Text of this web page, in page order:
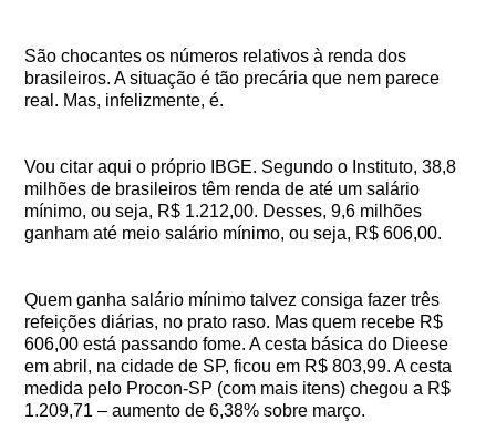
São chocantes os números relativos à renda dos
brasileiros. A situação é tão precária que nem parece
real. Mas, infelizmente, é.
Vou citar aqui o próprio IBGE. Segundo o Instituto, 38,8
milhões de brasileiros têm renda de até um salário
mínimo, ou seja, R$ 1.212,00. Desses, 9,6 milhões
ganham até meio salário mínimo, ou seja, R$ 606,00.
Quem ganha salário mínimo talvez consiga fazer três
refeições diárias, no prato raso. Mas quem recebe R$
606,00 está passando fome. A cesta básica do Dieese
em abril, na cidade de SP, ficou em R$ 803,99. A cesta
medida pelo Procon-SP (com mais itens) chegou a R$
1.209,71 – aumento de 6,38% sobre março.